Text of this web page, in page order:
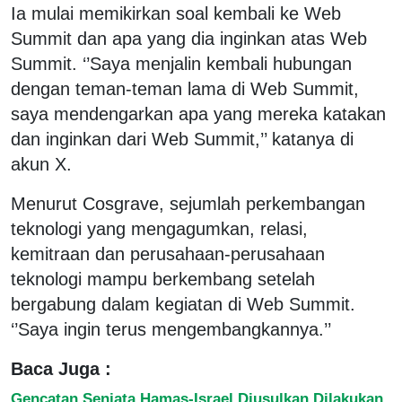
Ia mulai memikirkan soal kembali ke Web
Summit dan apa yang dia inginkan atas Web
Summit. ‘’Saya menjalin kembali hubungan
dengan teman-teman lama di Web Summit,
saya mendengarkan apa yang mereka katakan
dan inginkan dari Web Summit,’’ katanya di
akun X.
Menurut Cosgrave, sejumlah perkembangan
teknologi yang mengagumkan, relasi,
kemitraan dan perusahaan-perusahaan
teknologi mampu berkembang setelah
bergabung dalam kegiatan di Web Summit.
‘’Saya ingin terus mengembangkannya.’’
Baca Juga :
Gencatan Senjata Hamas-Israel Diusulkan Dilakukan